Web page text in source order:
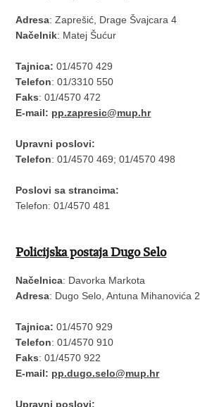
Adresa: Zaprešić, Drage Švajcara 4
Načelnik: Matej Šućur
Tajnica:01/4570 429
Telefon: 01/3310 550
Faks: 01/4570 472
E-mail: pp.zapresic@mup.hr
Upravni poslovi:
Telefon: 01/4570 469; 01/4570 498
Poslovi sa strancima:
Telefon: 01/4570 481
Policijska postaja Dugo Selo
Načelnica: Davorka Markota
Adresa: Dugo Selo, Antuna Mihanovića 2
Tajnica:01/4570 929
Telefon: 01/4570 910
Faks: 01/4570 922
E-mail: pp.dugo.selo@mup.hr
Upravni poslovi: